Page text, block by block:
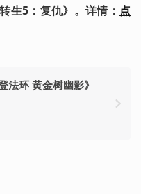
生5：复仇》。详情： 点
法环 黄金树幽影》